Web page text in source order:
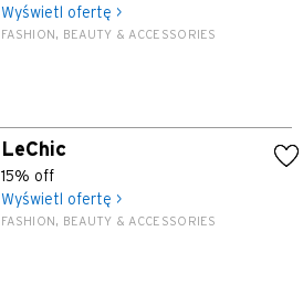
Wyświetl ofertę >
FASHION, BEAUTY & ACCESSORIES
LeChic
15% off
Wyświetl ofertę >
FASHION, BEAUTY & ACCESSORIES